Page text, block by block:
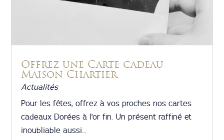
Offrez une Carte cadeau
Maison Chartier
Actualités
Pour les fêtes, offrez à vos proches nos cartes
cadeaux Dorées à l'or fin. Un présent raffiné et
inoubliable aussi...